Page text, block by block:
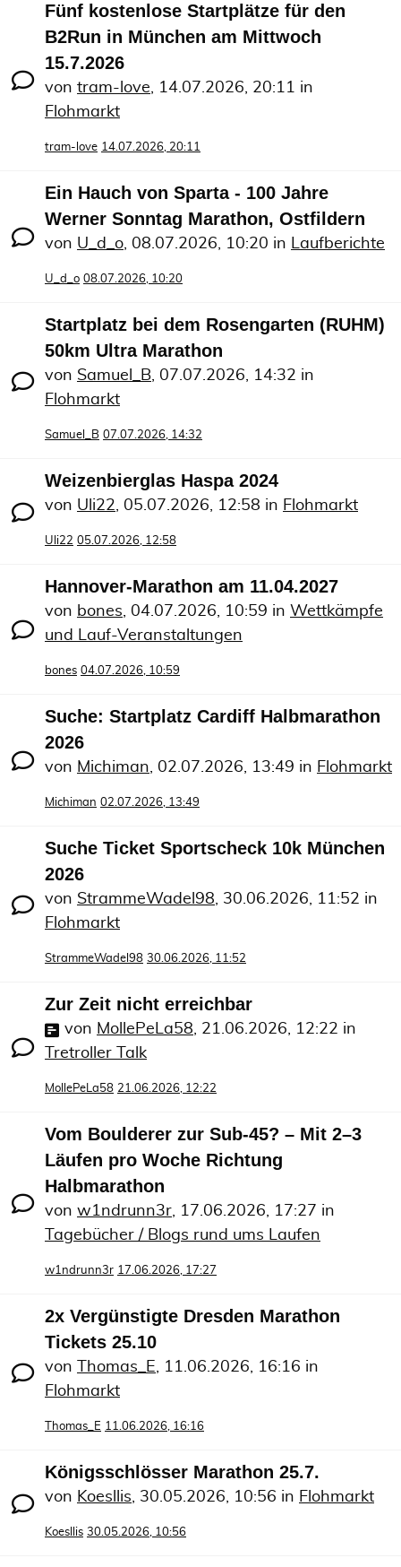
Fünf kostenlose Startplätze für den
B2Run in München am Mittwoch
15.7.2026
von tram-love, 14.07.2026, 20:11 in
Flohmarkt
tram-love 14.07.2026, 20:11
Ein Hauch von Sparta - 100 Jahre
Werner Sonntag Marathon, Ostfildern
von U_d_o, 08.07.2026, 10:20 in Laufberichte
U_d_o 08.07.2026, 10:20
Startplatz bei dem Rosengarten (RUHM)
50km Ultra Marathon
von Samuel_B, 07.07.2026, 14:32 in
Flohmarkt
Samuel_B 07.07.2026, 14:32
Weizenbierglas Haspa 2024
von Uli22, 05.07.2026, 12:58 in Flohmarkt
Uli22 05.07.2026, 12:58
Hannover-Marathon am 11.04.2027
von bones, 04.07.2026, 10:59 in Wettkämpfe
und Lauf-Veranstaltungen
bones 04.07.2026, 10:59
Suche: Startplatz Cardiff Halbmarathon
2026
von Michiman, 02.07.2026, 13:49 in Flohmarkt
Michiman 02.07.2026, 13:49
Suche Ticket Sportscheck 10k München
2026
von StrammeWadel98, 30.06.2026, 11:52 in
Flohmarkt
StrammeWadel98 30.06.2026, 11:52
Zur Zeit nicht erreichbar
von MollePeLa58, 21.06.2026, 12:22 in
Tretroller Talk
MollePeLa58 21.06.2026, 12:22
Vom Boulderer zur Sub-45? – Mit 2–3
Läufen pro Woche Richtung
Halbmarathon
von w1ndrunn3r, 17.06.2026, 17:27 in
Tagebücher / Blogs rund ums Laufen
w1ndrunn3r 17.06.2026, 17:27
2x Vergünstigte Dresden Marathon
Tickets 25.10
von Thomas_E, 11.06.2026, 16:16 in
Flohmarkt
Thomas_E 11.06.2026, 16:16
Königsschlösser Marathon 25.7.
von Koesllis, 30.05.2026, 10:56 in Flohmarkt
Koesllis 30.05.2026, 10:56